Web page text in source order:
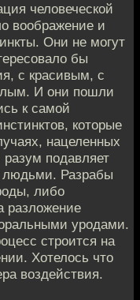
человеческой
воображение и
Они не могут
бы
с красивым, с
И они пошли
к самой
которые
нацеленных
подавляет
людьми. Разрабы
либо
разложение
уродами.
строится на
Хотелось что
воздействия.